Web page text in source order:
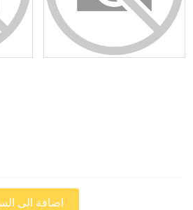
اضافة الى